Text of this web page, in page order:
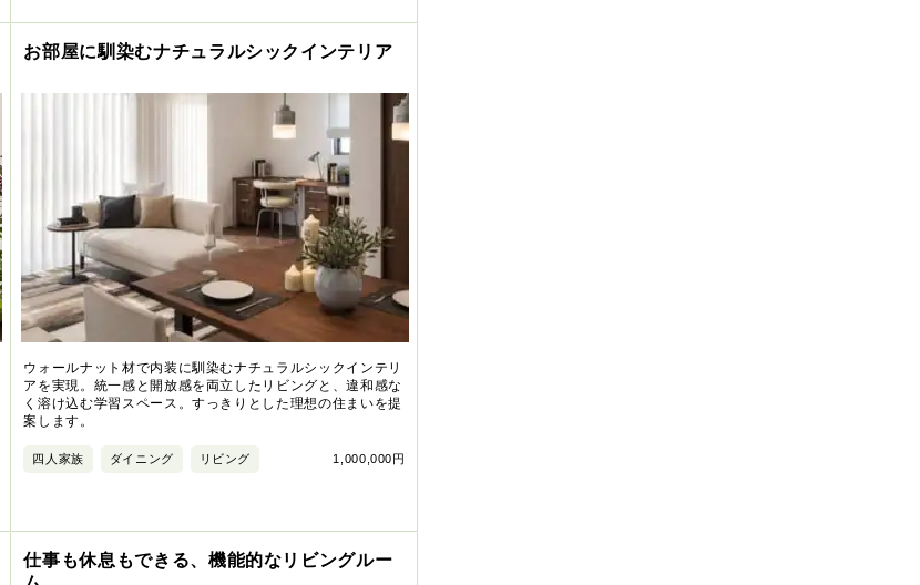
お部屋に馴染むナチュラルシックインテリア
ウォールナット材で内装に馴染むナチュラルシックインテリ
アを実現。統一感と開放感を両立したリビングと、違和感な
く溶け込む学習スペース。すっきりとした理想の住まいを提
案します。
1,000,000円
四人家族 ダイニング リビング
仕事も休息もできる、機能的なリビングルー